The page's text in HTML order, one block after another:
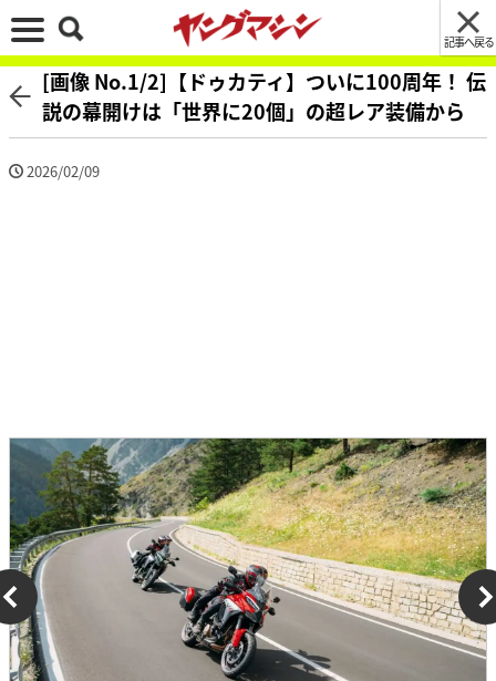
記事へ戻る
[画像 No.1/2]【ドゥカティ】ついに100周年！ 伝
説の幕開けは「世界に20個」の超レア装備から
2026/02/09